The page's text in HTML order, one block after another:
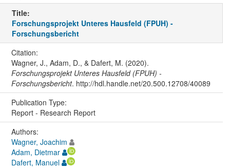
Title:
Forschungsprojekt Unteres Hausfeld (FPUH) -
Forschungsbericht
Citation:
Wagner, J., Adam, D., & Dafert, M. (2020).
Forschungsprojekt Unteres Hausfeld (FPUH) -
Forschungsbericht. http://hdl.handle.net/20.500.12708/40089
Publication Type:
Report - Research Report
Authors:
Wagner, Joachim
Adam, Dietmar
Dafert, Manuel